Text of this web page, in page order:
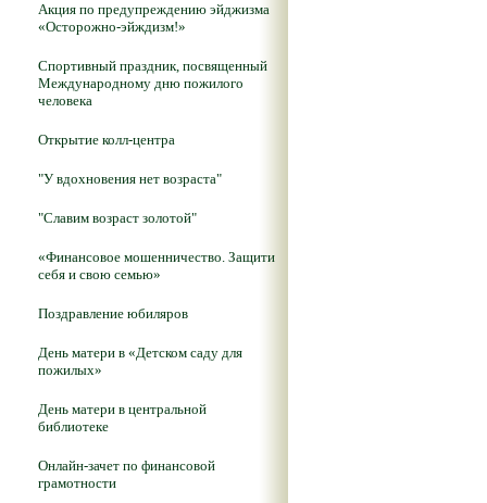
Акция по предупреждению эйджизма
«Осторожно-эйждизм!»
Спортивный праздник, посвященный
Международному дню пожилого
человека
Открытие колл-центра
"У вдохновения нет возраста"
"Славим возраст золотой"
«Финансовое мошенничество. Защити
себя и свою семью»
Поздравление юбиляров
День матери в «Детском саду для
пожилых»
День матери в центральной
библиотеке
Онлайн-зачет по финансовой
грамотности